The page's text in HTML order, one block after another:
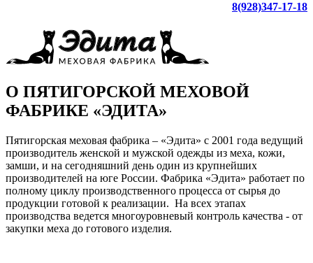
8(928)347-17-18
О ПЯТИГОРСКОЙ МЕХОВОЙ
ФАБРИКЕ «ЭДИТА»
Пятигорская меховая фабрика – «Эдита» с 2001 года ведущий
производитель женской и мужской одежды из меха, кожи,
замши, и на сегодняшний день один из крупнейших
производителей на юге России. Фабрика «Эдита» работает по
полному циклу производственного процесса от сырья до
продукции готовой к реализации. На всех этапах
производства ведется многоуровневый контроль качества - от
закупки меха до готового изделия.